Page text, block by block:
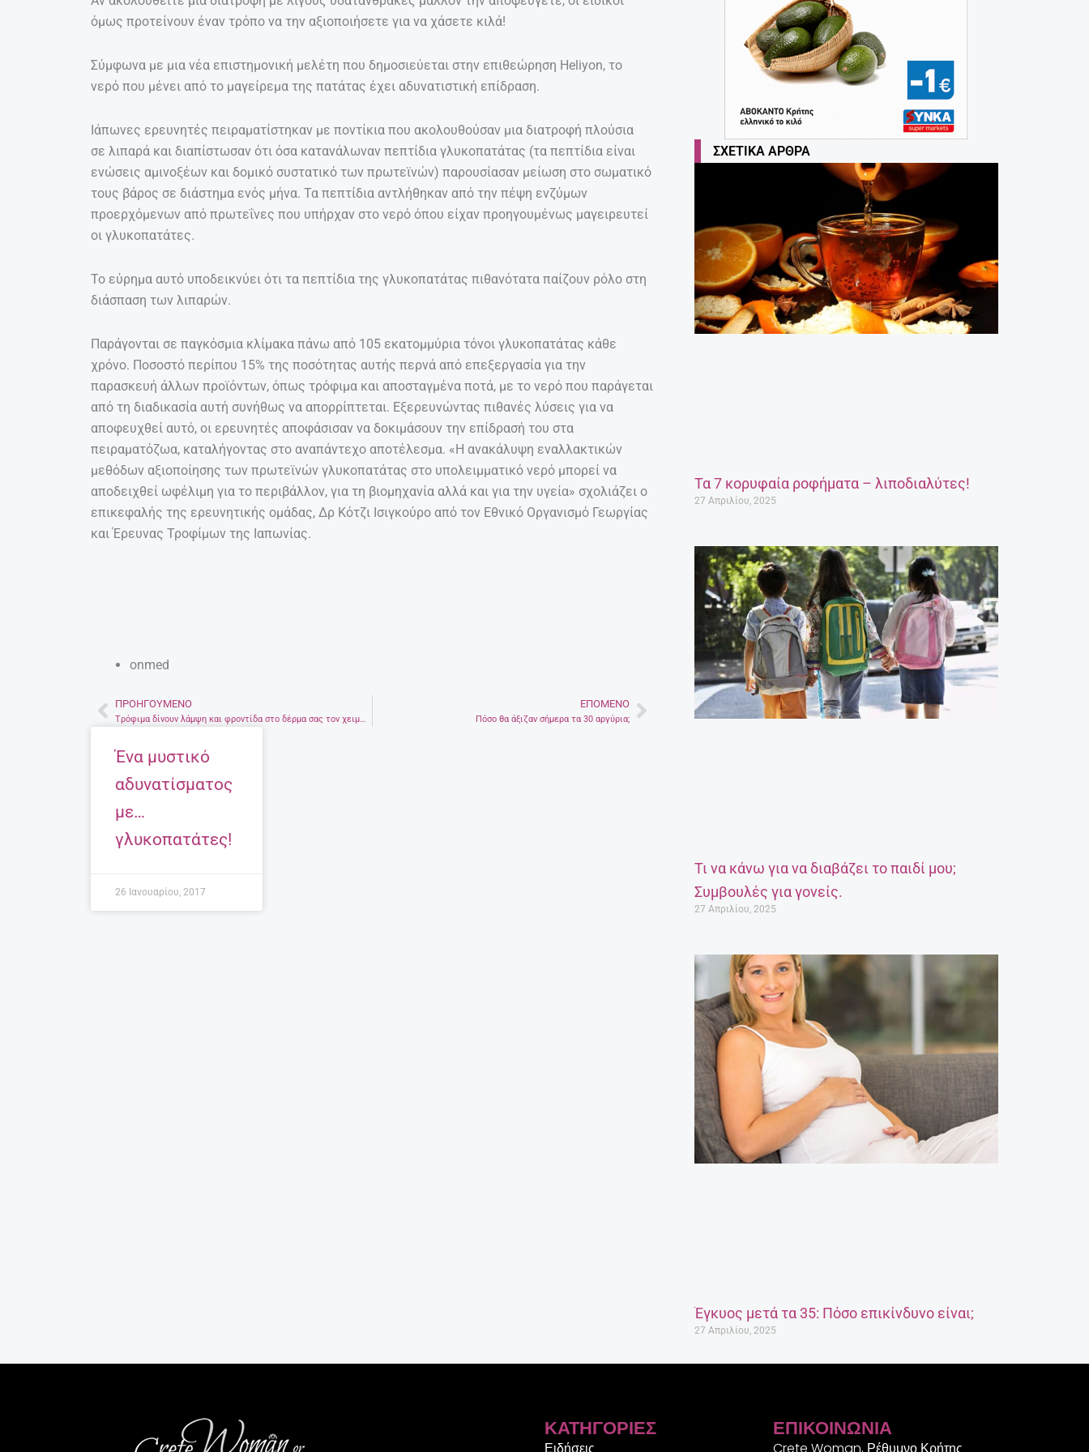
όμως προτείνουν έναν τρόπο να την αξιοποιήσετε για να χάσετε κιλά!
Σύμφωνα με μια νέα επιστημονική μελέτη που δημοσιεύεται στην επιθεώρηση Heliyon, το
νερό που μένει από το μαγείρεμα της πατάτας έχει αδυνατιστική επίδραση.
Ιάπωνες ερευνητές πειραματίστηκαν με ποντίκια που ακολουθούσαν μια διατροφή πλούσια
σε λιπαρά και διαπίστωσαν ότι όσα κατανάλωναν πεπτίδια γλυκοπατάτας (τα πεπτίδια είναι
ενώσεις αμινοξέων και δομικό συστατικό των πρωτεϊνών) παρουσίασαν μείωση στο σωματικό
τους βάρος σε διάστημα ενός μήνα. Τα πεπτίδια αντλήθηκαν από την πέψη ενζύμων
προερχόμενων από πρωτεΐνες που υπήρχαν στο νερό όπου είχαν προηγουμένως μαγειρευτεί
οι γλυκοπατάτες.
Το εύρημα αυτό υποδεικνύει ότι τα πεπτίδια της γλυκοπατάτας πιθανότατα παίζουν ρόλο στη
διάσπαση των λιπαρών.
Παράγονται σε παγκόσμια κλίμακα πάνω από 105 εκατομμύρια τόνοι γλυκοπατάτας κάθε
χρόνο. Ποσοστό περίπου 15% της ποσότητας αυτής περνά από επεξεργασία για την
παρασκευή άλλων προϊόντων, όπως τρόφιμα και αποσταγμένα ποτά, με το νερό που παράγεται
από τη διαδικασία αυτή συνήθως να απορρίπτεται. Εξερευνώντας πιθανές λύσεις για να
αποφευχθεί αυτό, οι ερευνητές αποφάσισαν να δοκιμάσουν την επίδρασή του στα
πειραματόζωα, καταλήγοντας στο αναπάντεχο αποτέλεσμα. «Η ανακάλυψη εναλλακτικών
μεθόδων αξιοποίησης των πρωτεϊνών γλυκοπατάτας στο υπολειμματικό νερό μπορεί να
αποδειχθεί ωφέλιμη για το περιβάλλον, για τη βιομηχανία αλλά και για την υγεία» σχολιάζει ο
επικεφαλής της ερευνητικής ομάδας, Δρ Κότζι Ισιγκούρο από τον Εθνικό Οργανισμό Γεωργίας
και Έρευνας Τροφίμων της Ιαπωνίας.
onmed
Prev
ΠΡΟΗΓΟΎΜΕΝΟ ΕΠΌΜΕΝΟ
Πόσο θα άξιζαν σήμερα τα 30 αργύρια;Next
Ένα μυστικό
αδυνατίσματος
με…
γλυκοπατάτες!
26 Ιανουαρίου, 2017
ΣΧΕΤΙΚΆ ΆΡΘΡΑ
Τα 7 κορυφαία ροφήματα – λιποδιαλύτες!
27 Απριλίου, 2025
Τι να κάνω για να διαβάζει το παιδί μου;
Συμβουλές για γονείς.
27 Απριλίου, 2025
Έγκυος μετά τα 35: Πόσο επικίνδυνο είναι;
27 Απριλίου, 2025
ΚΑΤΗΓΟΡΊΕΣ ΕΠΙΚΟΙΝΩΝΊΑ